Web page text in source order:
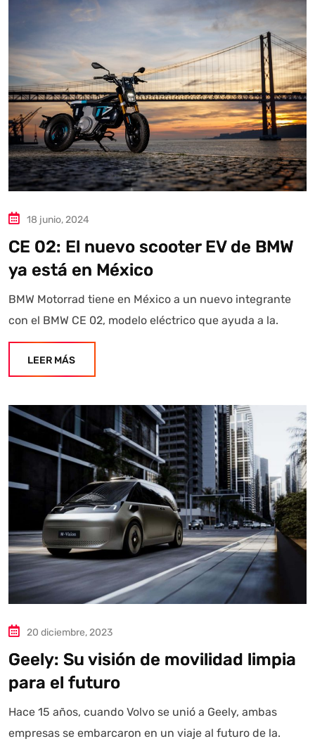
18 junio, 2024
CE 02: El nuevo scooter EV de BMW
ya está en México
BMW Motorrad tiene en México a un nuevo integrante
con el BMW CE 02, modelo eléctrico que ayuda a la.
LEER MÁS
20 diciembre, 2023
Geely: Su visión de movilidad limpia
para el futuro
Hace 15 años, cuando Volvo se unió a Geely, ambas
empresas se embarcaron en un viaje al futuro de la.
Autoanalítica IA Agente Inteligente
Estoy aquí para encontrar lo que necesitas. ¿Qué estás
información referencial que puede contener errores.
Asistente con IA en desarrollo. Autoanalítica optimiza
diariamente su exactitud."